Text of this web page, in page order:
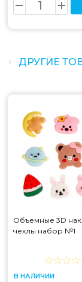
ДРУГИЕ
Объемные 3D
чехлы набор №1
В НАЛИЧИИ